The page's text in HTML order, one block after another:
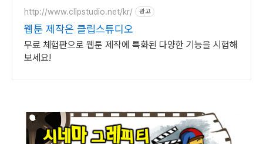
http://www.clipstudio.net/kr/ 광고
웹툰 제작은 클립스튜디오
무료 체험판으로 웹툰 제작에 특화된 다양한 기능을 시험해
보세요!